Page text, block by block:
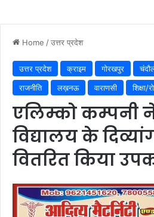
Home /उत्तर प्रदेश
उत्तर प्रदेश क्राइम गोरखपुर
राजनीति
लख़नऊ वाराणसी शिक्षा/
एलिम्को कम्पनी
विद्यालय के
वितरित किया